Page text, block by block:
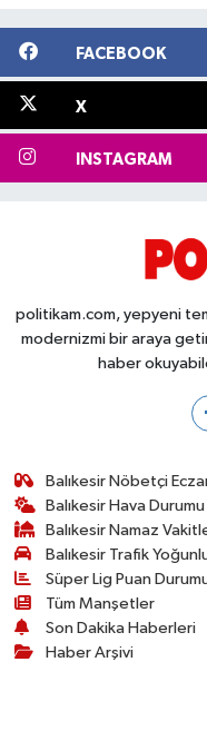
FACEBOOK
X
INSTAGRAM
politikam.com, yepyeni
modernizmi bir araya
haber
Balıkesir Nöbetçi
Balıkesir Hava Durumu
Balıkesir Namaz
Balıkesir Trafik
Süper Lig Puan
Tüm Manşetler
Son Dakika Haberleri
Haber Arşivi